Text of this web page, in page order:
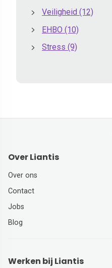
Veiligheid (12)
EHBO (10)
Stress (9)
Over Liantis
Over ons
Contact
Jobs
Blog
Werken bij Liantis